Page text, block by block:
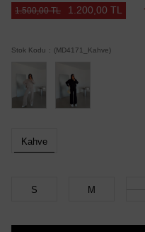
1.500,00 TL 1.200,00 TL
Stok Kodu (MD4171_Kahve)
Kahve
S M